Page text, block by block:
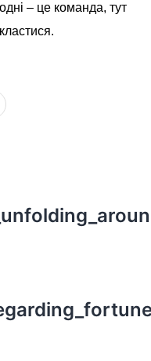
– це команда, тут